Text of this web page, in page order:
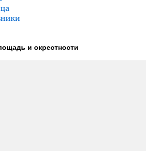
и окрестности